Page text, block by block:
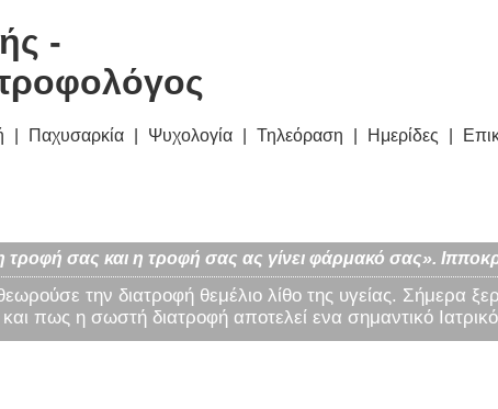
-
Παχυσαρκία Ψυχολογία Τηλεόραση Ημερίδες
τροφή σας και η τροφή σας ας γίνει φάρμακό σας».
την διατροφή θεμέλιο λίθο της υγείας. Σήμερα
πως η σωστή διατροφή αποτελεί ενα σημαντικό